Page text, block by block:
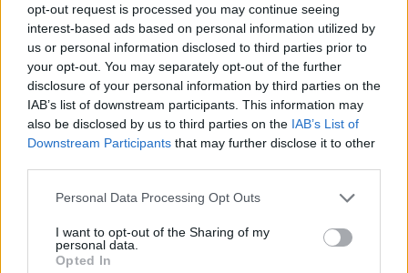
opt-out request is processed you may continue seeing
interest-based ads based on personal information utilized by
us or personal information disclosed to third parties prior to
your opt-out. You may separately opt-out of the further
disclosure of your personal information by third parties on the
IAB’s list of downstream participants. This information may
also be disclosed by us to third parties on the IAB’s List of
Downstream Participants that may further disclose it to other
Please note that this website/app uses one or more Google
not limited to your visit or usage behaviour. You may click to
grant or deny consent to Google and its third-party tags to
use your data for below specified purposes in below Google
Personal Data Processing Opt Outs
I want to opt-out of the Sharing of my
personal data.
Opted In
Η πρόσληψη νέων οδηγών αναμένεται να διευκολύνει και
το νέο στρατηγικό σχέδιο που εκπονεί αυτή τη στιγμή ο
ΟΑΣΑ και το υπουργείο Υποδομών και Μεταφορών, και
περιλαμβάνει μεταξύ άλλων τη δημιουργίανέων
γραμμών λεωφορείων σε Αττική και Θεσσαλονίκη.
Διαβάστε επίσης